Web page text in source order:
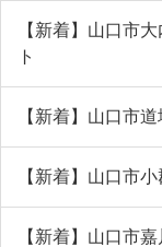
【新着】山口市
ト
【新着】山口市
【新着】山口市
【新着】山口市